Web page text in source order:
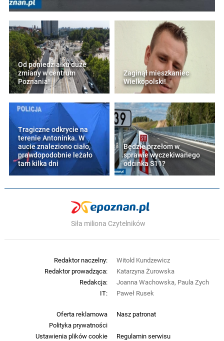
Od poniedziałku duże
zmiany w centrum
Poznania!
Zaginął mieszkaniec
Wielkopolski!
Tragiczne odkrycie na
terenie Antoninka. W
aucie znaleziono ciało,
prawdopodobnie leżało
tam kilka dni
Będzie przełom w
sprawie wyczekiwanego
odcinka S11?
Siła miliona Czytelników
Oferta reklamowa
Nasz patronat
Polityka prywatności
Ustawienia plików cookie
Regulamin serwisu
Redaktor naczelny:
Witold Kundzewicz
Redaktor prowadząca:
Katarzyna Żurowska
Redakcja:
Joanna Wachowska, Paula Zych
IT:
Paweł Rusek